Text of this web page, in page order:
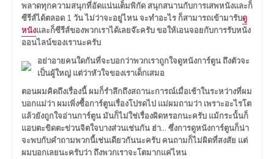
พลาดทุกความสนุกที่อัดแน่นเต็มพิกัด สนุกสนานกับการเสพหนังและก็
ซีรีส์ได้ตลอด 1 วัน ไม่ว่าจะอยู่ไหน จะทำอะไร ก็สามารถเข้ามารับดู
หนังและก็ซีรีส์ของพวกเราได้เลยจ๊ะครับ ขอให้เอนจอยกับการรับหนัง
ออนไลน์ของเรานะครับ
อย่าอายคนใดกันที่จะบอกว่าพวกเราถูกใจดูหนังการ์ตูน ถึงตัวจะ
เป็นผู้ใหญ่ แต่ว่าหัวใจของเราเด็กเสมอ
ตอนผมคิดถึงเรื่องนี้ ผมก็รำลึกถึงสถานะการณ์เมื่อเช้าในระหว่างที่ผม
บอกแม่ว่า ผมเพิ่งซื้อการ์ตูนเรื่องโปรดไป แม่ผมถามว่า เพราะอะไรโต
แล้วยังถูกใจอ่านการ์ตูน มันก็ไม่ใช่เรื่องผิดหรอกนะครับ แม้กระนั้นก็
แอบตะขิดตะข่วนจิตใจบางส่วนเช่นกัน ฮ่า… ซึ่งการดูหนังการ์ตูนก็น่า
จะพบกับคำถามพวกนี้เช่นเดียวกันนะครับ คนถามก็ไม่ผิดที่สงสัย แต่
ผมบอกเลยนะครับว่า ถึงพวกเราจะโตมากแค่ไหน